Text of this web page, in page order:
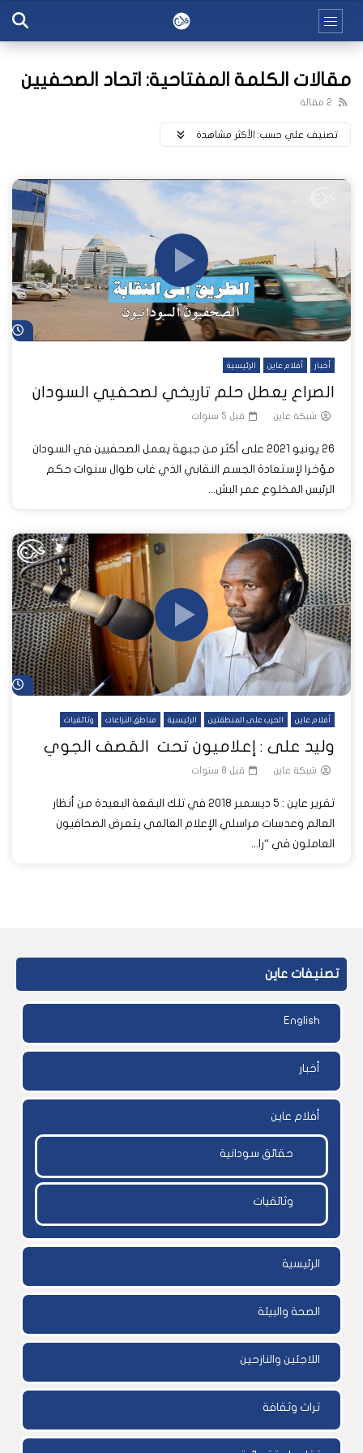
مقالات الكلمة المفتاحية: اتحاد الصحفيين
2 مقالة
تصنيف علي حسب: اﻷكثر مشاهدة
أخبار أفلام عاين الرئيسية
الصراع يعطل حلم تاريخي لصحفيي السودان
شبكة عاين قبل 5 سنوات
26 يونيو 2021 على أكثر من جبهة يعمل الصحفيين في السودان
مؤخرا لإستعادة الجسم النقابي الذي غاب طوال سنوات حكم
الرئيس المخلوع عمر البش...
أفلام عاين الحرب على المنطقتين الرئيسية مناطق النزاعات وثائقيات
وليد على : إعلاميون تحت القصف الجوي
شبكة عاين قبل 8 سنوات
تقرير عاين : 5 ديسمبر 2018 في تلك البقعة البعيدة من أنظار
العالم وعدسات مراسلي الإعلام العالمي يتعرض الصحافيون
العاملون في “را...
تصنيفات عاين
English
أخبار
أفلام عاين
حقائق سودانية
وثائقيات
الرئيسية
الصحة والبيئة
اللاجئين والنازحين
تراث وثقافة